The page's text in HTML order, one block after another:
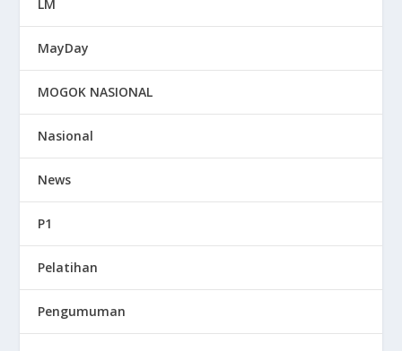
LM
MayDay
MOGOK NASIONAL
Nasional
News
P1
Pelatihan
Pengumuman